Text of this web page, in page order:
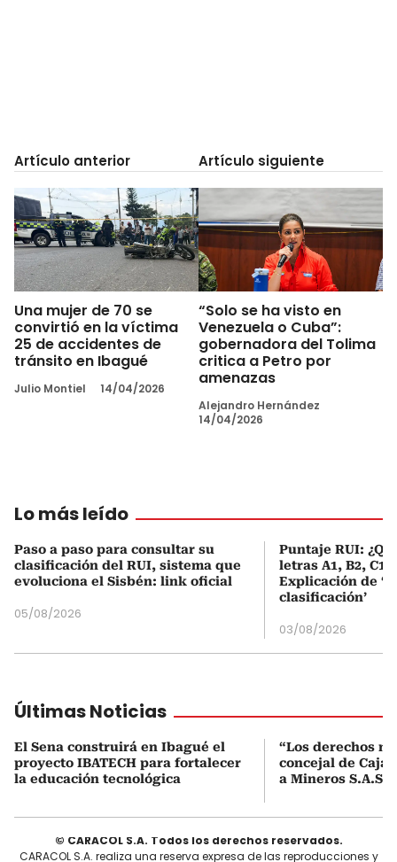
Artículo anterior
Una mujer de 70 se
convirtió en la víctima
25 de accidentes de
tránsito en Ibagué
Julio Montiel 14/04/2026
Artículo siguiente
“Solo se ha visto en
Venezuela o Cuba”:
gobernadora del Tolima
critica a Petro por
amenazas
Alejandro Hernández
14/04/2026
Lo más leído
Paso a paso para consultar su
clasificación del RUI, sistema que
evoluciona el Sisbén: link oficial
05/08/2026
Puntaje RUI:
letras A1, B2, C1
Explicación de
clasificación’
03/08/2026
Últimas Noticias
El Sena construirá en Ibagué el
proyecto IBATECH para fortalecer
la educación tecnológica
“Los derechos
concejal de
a Mineros S.A.S.
© CARACOL S.A. Todos los derechos reservados.
CARACOL S.A. realiza una reserva expresa de las reproducciones y